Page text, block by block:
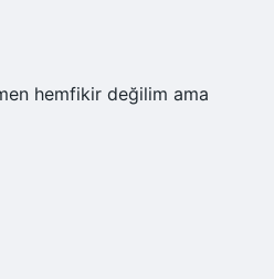
hemfikir değilim ama